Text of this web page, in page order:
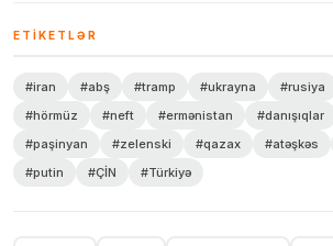
ETIKETLƏR
#iran #abş #tramp #ukrayna #rusiya
#hörmüz
#neft #ermənistan #danışıqlar
#paşinyan
#zelenski #qazax #atəşkəs
#putin
#ÇİN #Türkiyə